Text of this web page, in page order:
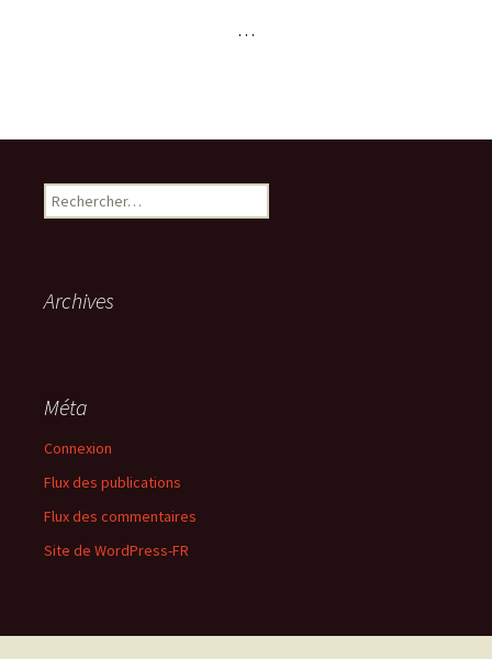
. . .
Rechercher :
Archives
Méta
Connexion
Flux des publications
Flux des commentaires
Site de WordPress-FR